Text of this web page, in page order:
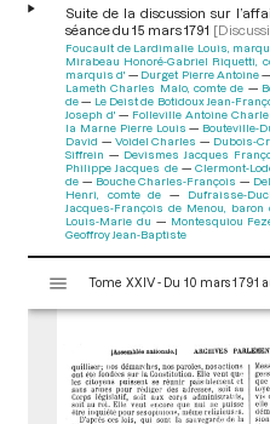
Suite de la discussion sur
séance du 15 mars 1791
Foucault de Lardimalie Louis,
Mirabeau Honoré-Gabriel Riquetti,
marquis d'
Durget Pierre Antoine
Lameth Charles Malo, comte de
de
Le Deist de Botidoux Jean-
Joseph d'
Folleville Antoine
la Marne Pierre Louis
Bouteville-
David
Voidel Charles Dubois-
Siffrein
Devismes Jacques
Philippe Jacques de
Clermont-
de
Bouche Charles-François
Henri, comte de
Dufraisse-
Jacques-François de Menou, baron
Louis-Marie du
Montesquiou
Geoffroy Jean-Baptiste
s
Tome XXIV - Du 10 mars 1791